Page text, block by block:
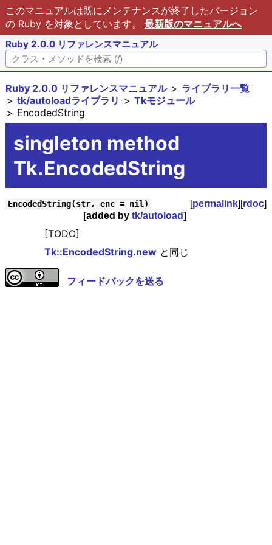
このマニュアルは既にメンテナンスが終了したバージョン
の Ruby を対象としています。 最新版のマニュアルへ
Ruby 2.0.0 リファレンスマニュアル
Ruby 2.0.0 リファレンスマニュアル
ライブラリ一覧
tk/autoloadライブラリ
Tkモジュール
EncodedString
singleton method
Tk.EncodedString
EncodedString(str, enc = nil) [permalink][rdoc]
[added by tk/autoload]
[TODO]
Tk::EncodedString.newと同じ
フィードバックを送る